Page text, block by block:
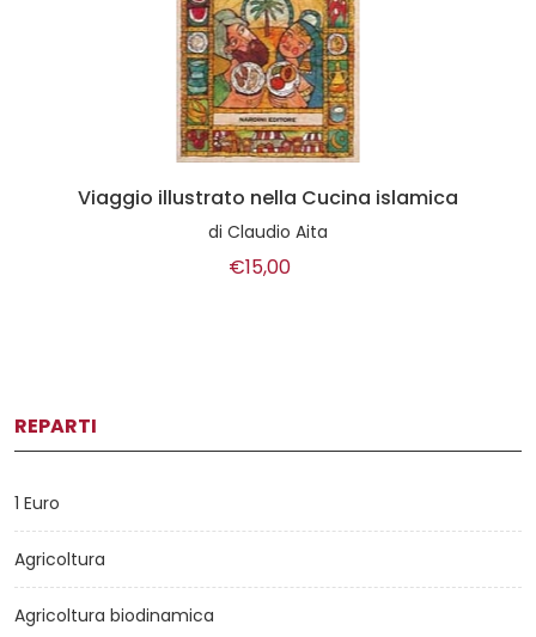
Viaggio illustrato nella Cucina islamica
di Claudio Aita
€15,00
REPARTI
1 Euro
Agricoltura
Agricoltura biodinamica